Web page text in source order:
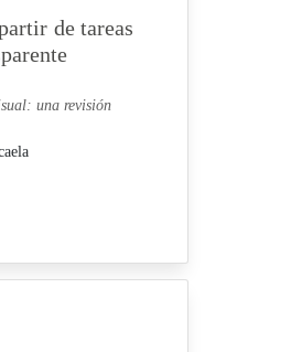
de tareas
una revisión